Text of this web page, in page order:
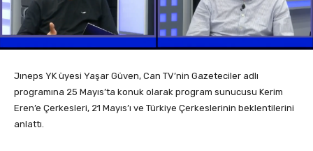
Jıneps YK üyesi Yaşar Güven, Can TV’nin Gazeteciler adlı
programına 25 Mayıs’ta konuk olarak program sunucusu Kerim
Eren’e Çerkesleri, 21 Mayıs’ı ve Türkiye Çerkeslerinin beklentilerini
anlattı.